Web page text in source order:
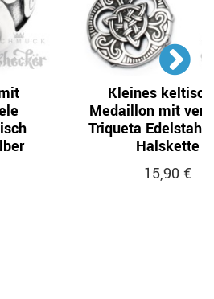
Kleines
Medaillon mit
Triqueta Edelstahl
Halskette
15,90 €